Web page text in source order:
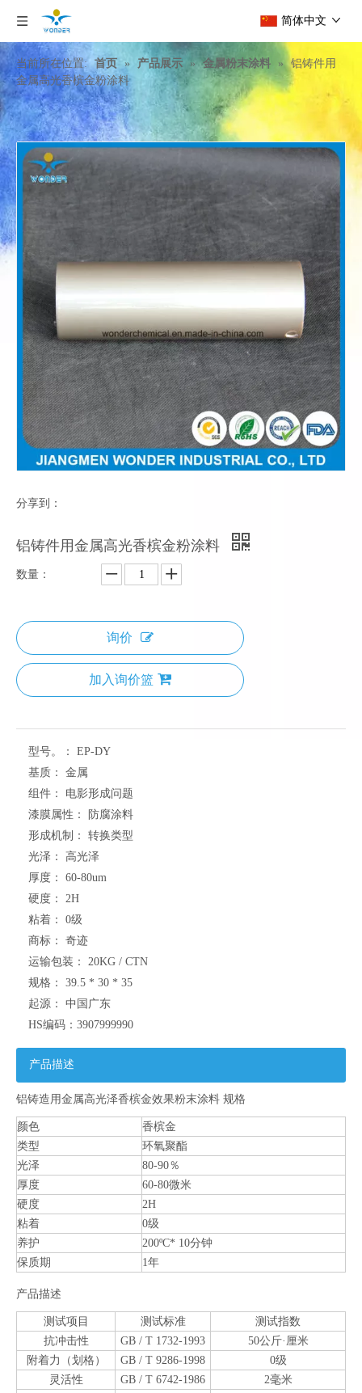
简体中文
当前所在位置: 首页 » 产品展示 » 金属粉末涂料 » 铝铸件用
金属高光香槟金粉涂料
分享到：
铝铸件用金属高光香槟金粉涂料
数量：
询价
加入询价篮
型号。：
EP-DY
基质：
金属
组件：
电影形成问题
漆膜属性：
防腐涂料
形成机制：
转换类型
光泽：
高光泽
厚度：
60-80um
硬度：
2H
粘着：
0级
商标：
奇迹
运输包装：
20KG / CTN
规格：
39.5 * 30 * 35
起源：
中国广东
HS编码： 3907999990
产品描述
铝铸造用金属高光泽香槟金效果粉末涂料 规格
颜色
香槟金
类型
环氧聚酯
光泽
80-90％
厚度
60-80微米
硬度
2H
粘着
0级
养护
200ºC* 10分钟
保质期
1年
产品描述
测试项目 测试标准
测试指数
抗冲击性
GB / T 1732-1993
50公斤·厘米
附着力（划格）
GB / T 9286-1998
0级
灵活性
GB / T 6742-1986
2毫米